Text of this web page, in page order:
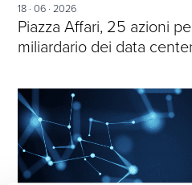
18 · 06 · 2026
Piazza Affari, 25 azioni
miliardario dei data